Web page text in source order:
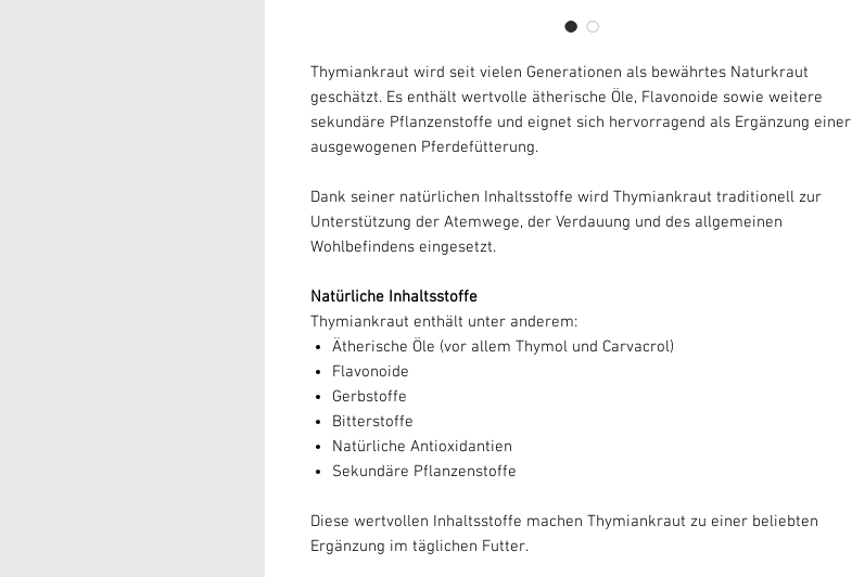
Thymiankraut wird seit vielen Generationen als bewährtes Naturkraut
geschätzt. Es enthält wertvolle ätherische Öle, Flavonoide sowie weitere
sekundäre Pflanzenstoffe und eignet sich hervorragend als Ergänzung einer
ausgewogenen Pferdefütterung.
Dank seiner natürlichen Inhaltsstoffe wird Thymiankraut traditionell zur
Unterstützung der Atemwege, der Verdauung und des allgemeinen
Wohlbefindens eingesetzt.
Natürliche Inhaltsstoffe
Thymiankraut enthält unter anderem:
Ätherische Öle (vor allem Thymol und Carvacrol)
Flavonoide
Gerbstoffe
Bitterstoffe
Natürliche Antioxidantien
Sekundäre Pflanzenstoffe
Diese wertvollen Inhaltsstoffe machen Thymiankraut zu einer beliebten
Ergänzung im täglichen Futter.